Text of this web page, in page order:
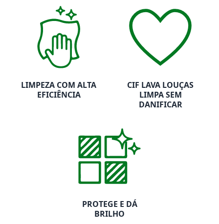
LIMPEZA COM ALTA
EFICIÊNCIA​
CIF LAVA LOUÇAS
LIMPA SEM
DANIFICAR
PROTEGE E DÁ
BRILHO​